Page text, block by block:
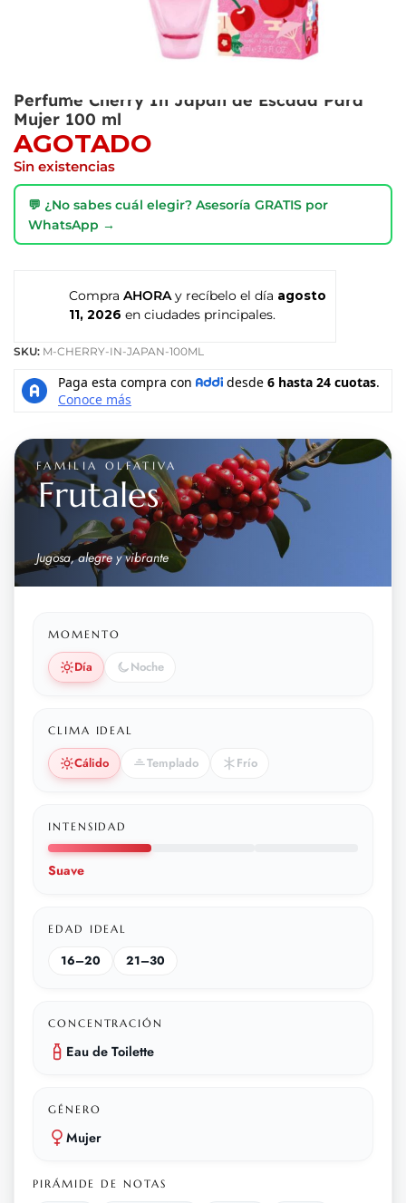
Perfume Cherry In Japan de Escada Para
Mujer 100 ml
AGOTADO
Sin existencias
💬 ¿No sabes cuál elegir? Asesoría GRATIS por
WhatsApp →
Compra AHORA y recíbelo el día agosto
11, 2026 en ciudades principales.
SKU: M-CHERRY-IN-JAPAN-100ML
FAMILIA OLFATIVA
Frutales
Jugosa, alegre y vibrante
MOMENTO
Día Noche
CLIMA IDEAL
Cálido Templado Frío
INTENSIDAD
Suave
EDAD IDEAL
16–20 21–30
CONCENTRACIÓN
Eau de Toilette
GÉNERO
Mujer
PIRÁMIDE DE NOTAS